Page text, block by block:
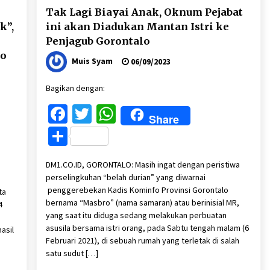
Tak Lagi Biayai Anak, Oknum Pejabat
ini akan Diadukan Mantan Istri ke
Penjagub Gorontalo
Muis Syam 06/09/2023
Bagikan dengan:
Facebook
Twitter
WhatsApp
Share
Share
DM1.CO.ID, GORONTALO: Masih ingat dengan peristiwa
perselingkuhan “belah durian” yang diwarnai
penggerebekan Kadis Kominfo Provinsi Gorontalo
bernama “Masbro” (nama samaran) atau berinisial MR,
yang saat itu diduga sedang melakukan perbuatan
asusila bersama istri orang, pada Sabtu tengah malam (6
Februari 2021), di sebuah rumah yang terletak di salah
satu sudut […]